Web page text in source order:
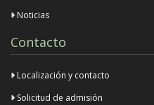
Noticias
Contacto
Localización y contacto
Solicitud de admisión